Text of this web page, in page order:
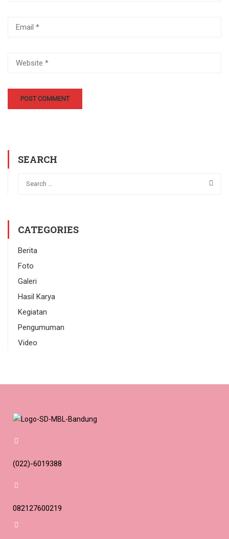
SEARCH
CATEGORIES
Berita
Foto
Galeri
Hasil Karya
Kegiatan
Pengumuman
Video
(022)-6019388
082127600219